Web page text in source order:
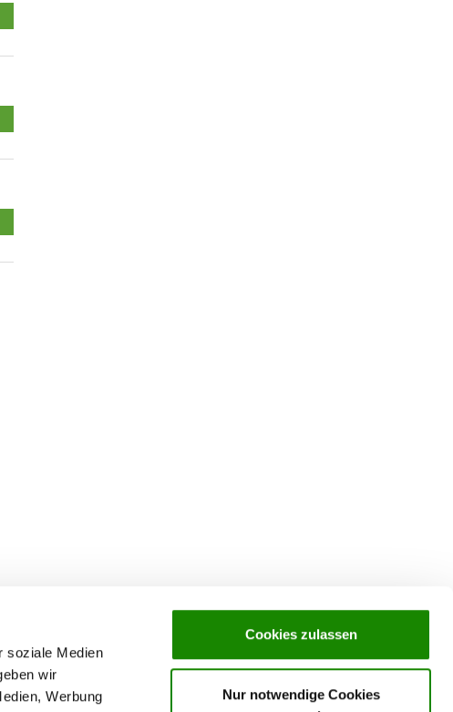
soziale Medien
wir
Werbung
Cookies zulassen
Nur notwendige Cookies